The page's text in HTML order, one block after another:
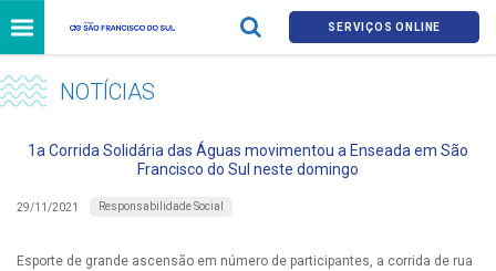
SERVIÇOS ONLINE
NOTÍCIAS
1a Corrida Solidária das Águas movimentou a Enseada em São
Francisco do Sul neste domingo
29/11/2021 Responsabilidade Social
Esporte de grande ascensão em número de participantes, a corrida de rua